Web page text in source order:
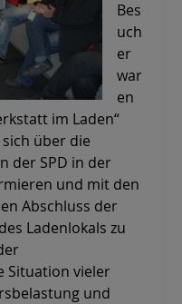
Bes
uch
er
war
en
im Laden“
über die
der SPD in der
und mit den
Abschluss der
Ladenlokals zu
Situation vieler
und